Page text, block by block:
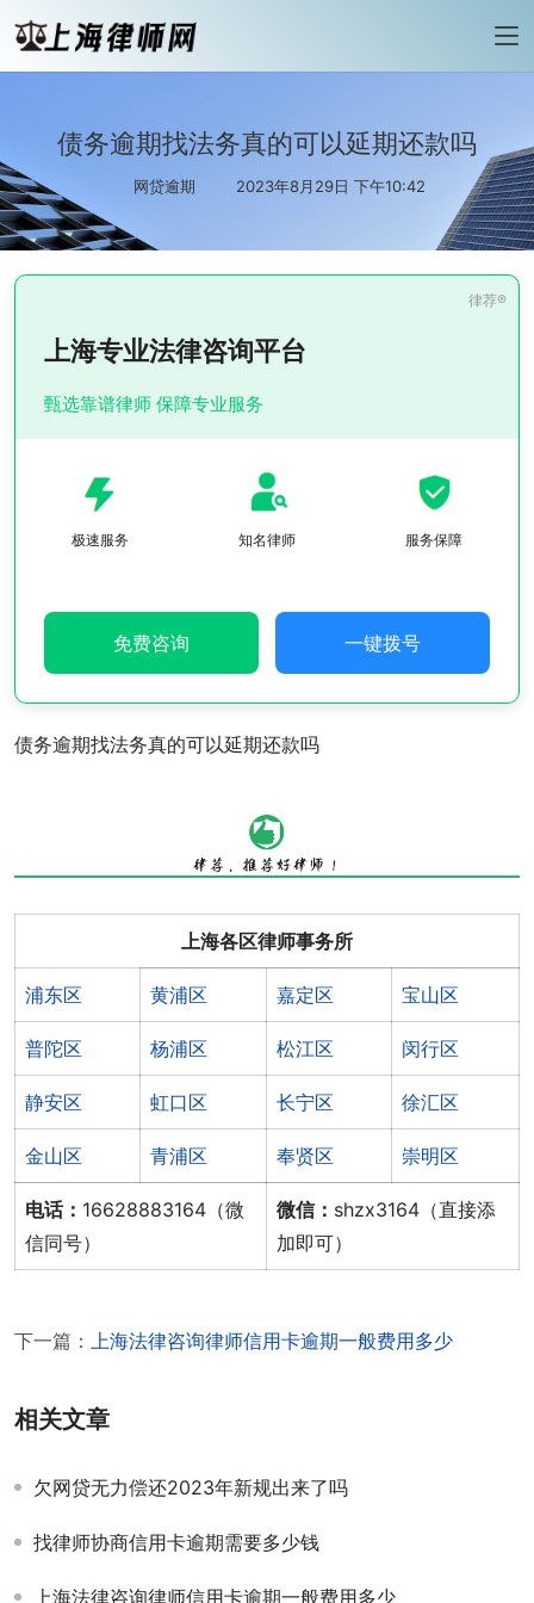
债务逾期找法务真的可以延期还款吗
网贷逾期 2023年8月29日 下午10:42
上海专业法律咨询平台
甄选靠谱律师 保障专业服务
极速服务 知名律师 服务保障
免费咨询 一键拨号
债务逾期找法务真的可以延期还款吗
上海各区律师事务所
浦东区 黄浦区 嘉定区 宝山区
普陀区 杨浦区 松江区 闵行区
静安区 虹口区 长宁区 徐汇区
金山区 青浦区 奉贤区 崇明区
电话： 16628883164（微
信同号）
微信： shzx3164（直接添
加即可）
下一篇： 上海法律咨询律师信用卡逾期一般费用多少
相关文章
欠网贷无力偿还2023年新规出来了吗
找律师协商信用卡逾期需要多少钱
上海法律咨询律师信用卡逾期一般费用多少